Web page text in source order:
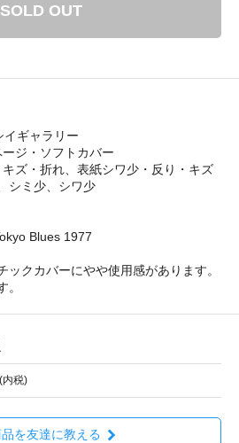
SOLD OUT
イギャラリー
ジ・ソフトカバー
ズ・折れ、表紙シワ少・反り・キズ
シミ少、シワ少
Blues 1977
ックカバーにやや使用感があります。
。
内税)
を友達に教える